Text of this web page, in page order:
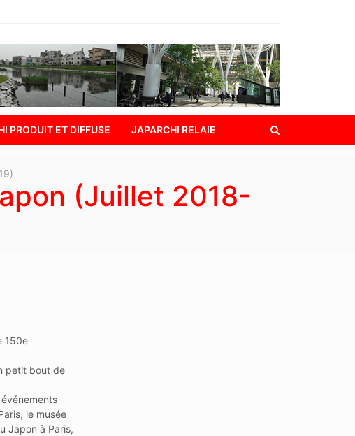
PRODUIT ET DIFFUSE JAPARCHI RELAIE
(Juillet 2018-
150e
petit bout de
le musée
Japon à Paris,